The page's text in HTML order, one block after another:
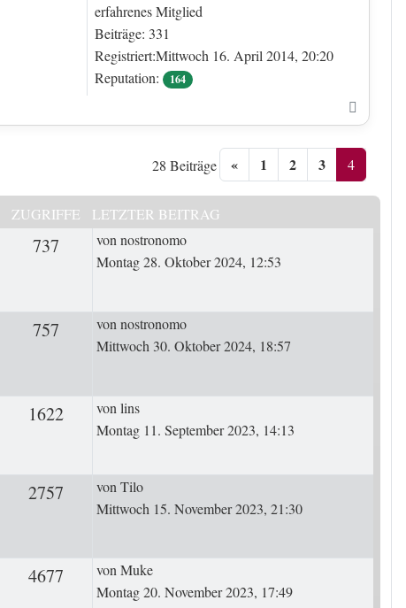
erfahrenes Mitglied
Beiträge: 331
Registriert:Mittwoch 16. April 2014, 20:20
Reputation:
164
28 Beiträge « 1 2 3 4
ZUGRIFFE LETZTER BEITRAG
737 ZugriffeLetzter Beitrag
vonnostronomo
Montag 28. Oktober 2024, 12:53
757 ZugriffeLetzter Beitrag
vonnostronomo
Mittwoch 30. Oktober 2024, 18:57
1622ZugriffeLetzter Beitrag
vonlins
Montag 11. September 2023, 14:13
2757 ZugriffeLetzter Beitrag
vonTilo
Mittwoch 15. November 2023, 21:30
4677 ZugriffeLetzter Beitrag
vonMuke
Montag 20. November 2023, 17:49